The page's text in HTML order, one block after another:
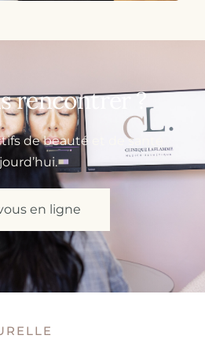
rencontrer ?
de beauté et de santé
en ligne